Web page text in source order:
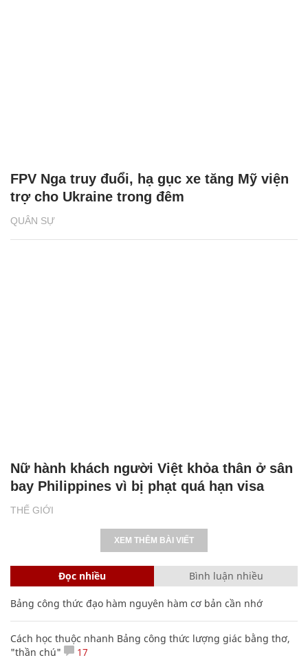
QUÂN SỰ
FPV Nga truy đuổi, hạ gục xe tăng Mỹ viện
trợ cho Ukraine trong đêm
THẾ GIỚI
Nữ hành khách người Việt khỏa thân ở sân
bay Philippines vì bị phạt quá hạn visa
XEM THÊM BÀI VIẾT
Đọc nhiều Bình luận nhiều
Bảng công thức đạo hàm nguyên hàm cơ bản cần nhớ
Cách học thuộc nhanh Bảng công thức lượng giác bằng thơ,
"thần chú"
17